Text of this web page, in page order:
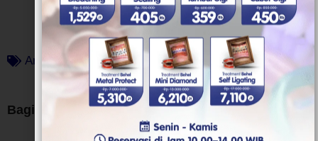
Artikel Tips & Trik
Bagikan artikel ini :